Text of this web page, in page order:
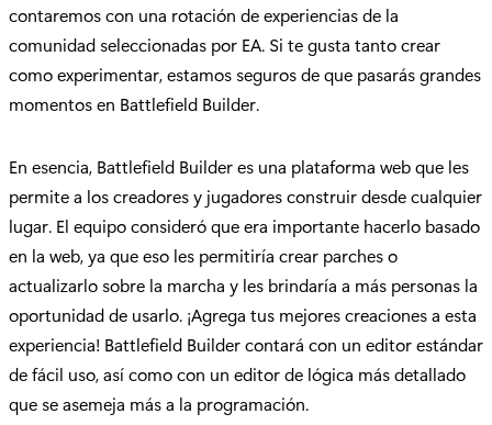
contaremos con una rotación de experiencias de la
comunidad seleccionadas por EA. Si te gusta tanto crear
como experimentar, estamos seguros de que pasarás grandes
momentos en Battlefield Builder.
En esencia, Battlefield Builder es una plataforma web que les
permite a los creadores y jugadores construir desde cualquier
lugar. El equipo consideró que era importante hacerlo basado
en la web, ya que eso les permitiría crear parches o
actualizarlo sobre la marcha y les brindaría a más personas la
oportunidad de usarlo. ¡Agrega tus mejores creaciones a esta
experiencia! Battlefield Builder contará con un editor estándar
de fácil uso, así como con un editor de lógica más detallado
que se asemeja más a la programación.